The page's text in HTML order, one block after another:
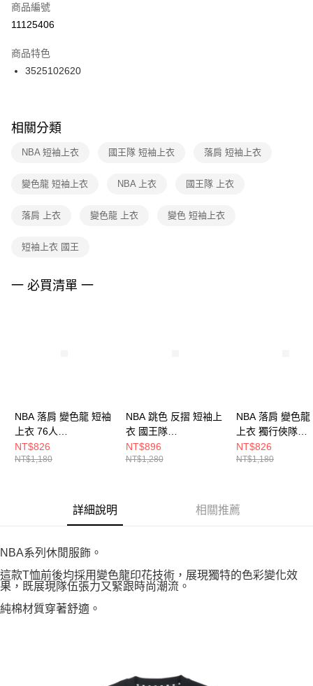
【「AFTEE先享後付」結帳流程】
１．於結帳方式選擇「AFTEE先享後付」後，將跳轉至「AFTEE先享後付」
２．訂單成立數日內，您將收到繳費通知簡訊。
３．收到繳費通知簡訊後14天內，點擊此簡訊中的連結，可透過四大超商／
ATM／網路銀行／等多元方式進行付款，方視為交易完成。
※ 交易是否成功請以「AFTEE先享後付 」之結帳頁面顯示為準，若有關於
是否繳費成功／繳費後需取消欲退款等相關疑問，請聯繫「AFTEE先享後付
客戶支援中心」https://netprotections.freshdesk.com/support/home
１．透過由恩沛科技股份有限公司提供之「AFTEE先享後付」服務完成之交
權轉讓予恩沛科技股份有限公司。
３．未成年的使用者請事先徵得法定代理人或監護人之同意方可使用
４．使用「AFTEE先享後付」時，將依據個別帳號之用戶狀況，依本公司即
宅配
每筆NT$100，滿NT$1,500(含以上)免運費
付款後門市自取
每筆NT$100，滿NT$1,500(含以上)免運費
商品編號
11125406
商品特色
3525102620
相關分類
NBA 短袖上衣 國王隊 短袖上衣 落肩 短袖上衣
變色龍 短袖上衣 NBA 上衣 國王隊 上衣
落肩 上衣 變色龍 上衣 變色 短袖上衣
短袖上衣 國王
一 必買清單 一
NBA 落肩 變色龍 短袖
上衣 76人
3525102520
NT$826
NT$1,180
NBA 跳色 反摺 短袖上
衣 國王隊
3525105691
NT$896
NT$1,280
NBA 落肩 變色龍
上衣 獨行俠隊
3525102780
NT$826
NT$1,180
詳細說明 相關推薦
NBA系列休閒服飾。
這款T恤前後均採用變色龍印花技術，展現獨特的色彩變化效
果，既展現隊伍張力又緊跟時尚潮流。
純棉材質穿著舒適。